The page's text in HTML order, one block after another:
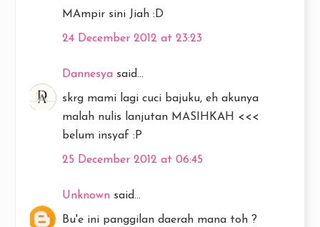
MAmpir sini Jiah :D
24 December 2012 at 23:23
Dannesya said...
skrg mami lagi cuci bajuku, eh akunya
malah nulis lanjutan MASIHKAH <<<
belum insyaf :P
25 December 2012 at 06:45
Unknown said...
Bu'e ini panggilan daerah mana toh ?